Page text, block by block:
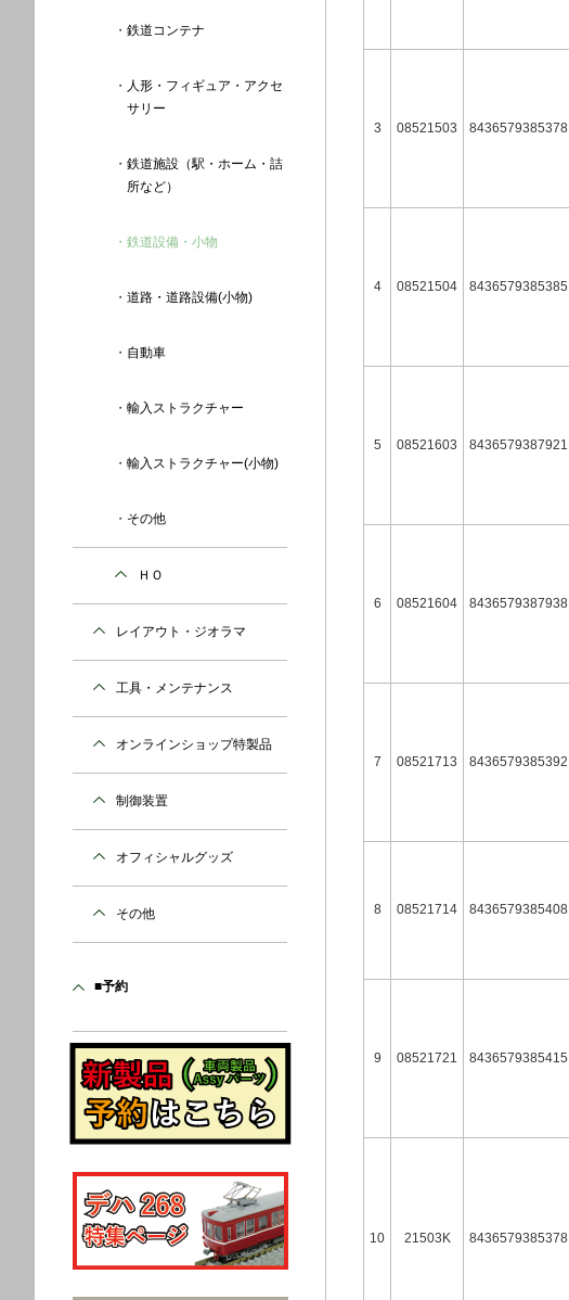
3 08521503 8436579385378
4 08521504 8436579385385
5 08521603 8436579387921
6 08521604 8436579387938
7 08521713 8436579385392
8 08521714 8436579385408
9 08521721 8436579385415
10 21503K 8436579385378
鉄道コンテナ
人形・フィギュア・アクセ
サリー
鉄道施設（駅・ホーム・詰
所など）
鉄道設備・小物
道路・道路設備(小物)
自動車
輸入ストラクチャー
輸入ストラクチャー(小物)
その他
ＨＯ
レイアウト・ジオラマ
工具・メンテナンス
オンラインショップ特製品
制御装置
オフィシャルグッズ
その他
■予約